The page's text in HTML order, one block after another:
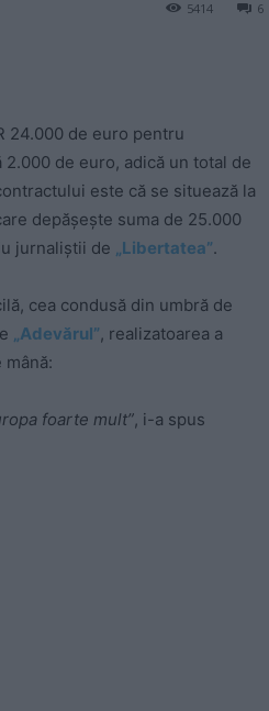
6
5414
24.000 de euro pentru
2.000 de euro, adică un total de
este că se situează la
depăşeşte suma de 25.000
jurnaliştii de „Libertatea”.
cea condusă din umbră de
„Adevărul”, realizatoarea a
foarte mult”, i-a spus